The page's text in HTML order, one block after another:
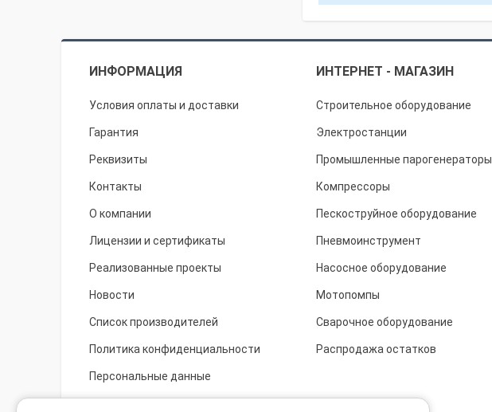
ИНФОРМАЦИЯ ИНТЕРНЕТ - МАГАЗИН
Условия оплаты и доставки
Гарантия
Реквизиты
Контакты
О компании
Лицензии и сертификаты
Реализованные проекты
Новости
Список производителей
Политика конфиденциальности
Персональные данные
Строительное оборудование
Электростанции
Промышленные парогенераторы
Компрессоры
Пескоструйное оборудование
Пневмоинструмент
Насосное оборудование
Мотопомпы
Сварочное оборудование
Распродажа остатков